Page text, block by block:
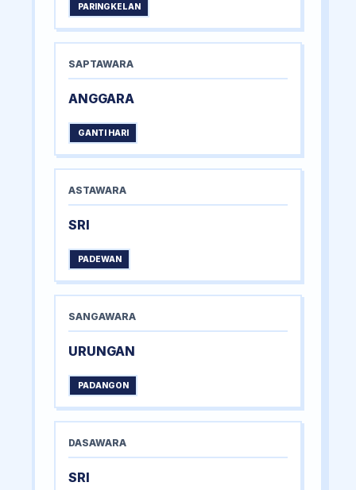
PARINGKELAN
SAPTAWARA
ANGGARA
GANTI HARI
ASTAWARA
SRI
PADEWAN
SANGAWARA
URUNGAN
PADANGON
DASAWARA
SRI